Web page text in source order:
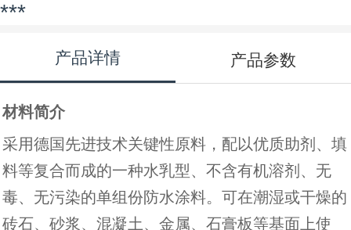
***
产品详情 产品参数
材料简介
采用德国先进技术关键性原料，配以优质助剂、填
料等复合而成的一种水乳型、不含有机溶剂、无
毒、无污染的单组份防水涂料。可在潮湿或干燥的
砖石、砂浆、混凝土、金属、石膏板等基面上使